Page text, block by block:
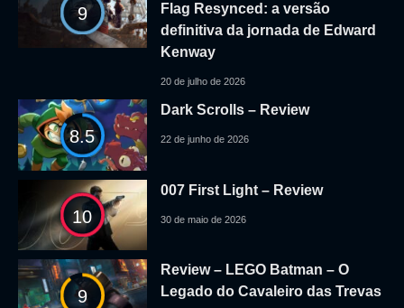
9
Flag Resynced: a versão
definitiva da jornada de Edward
Kenway
20 de julho de 2026
8.5
Dark Scrolls – Review
22 de junho de 2026
10
007 First Light – Review
30 de maio de 2026
9
Review – LEGO Batman – O
Legado do Cavaleiro das Trevas